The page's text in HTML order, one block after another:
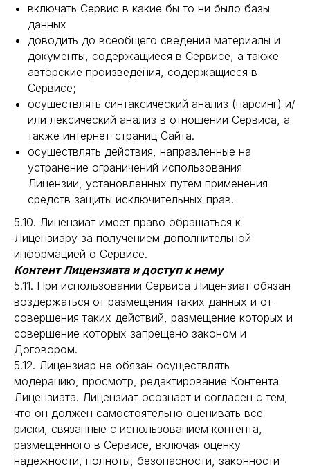
включать Сервис в какие бы то ни было базы
данных
доводить до всеобщего сведения материалы и
документы, содержащиеся в Сервисе, а также
авторские произведения, содержащиеся в
Сервисе;
осуществлять синтаксический анализ (парсинг) и/
или лексический анализ в отношении Сервиса, а
также интернет-страниц Сайта.
осуществлять действия, направленные на
устранение ограничений использования
Лицензии, установленных путем применения
средств защиты исключительных прав.
5.10. Лицензиат имеет право обращаться к
Лицензиару за получением дополнительной
информацией о Сервисе.
Контент Лицензиата и доступ к нему
5.11. При использовании Сервиса Лицензиат обязан
воздержаться от размещения таких данных и от
совершения таких действий, размещение которых и
совершение которых запрещено законом и
Договором.
5.12. Лицензиар не обязан осуществлять
модерацию, просмотр, редактирование Контента
Лицензиата. Лицензиат осознает и согласен с тем,
что он должен самостоятельно оценивать все
риски, связанные с использованием контента,
размещенного в Сервисе, включая оценку
надежности, полноты, безопасности, законности